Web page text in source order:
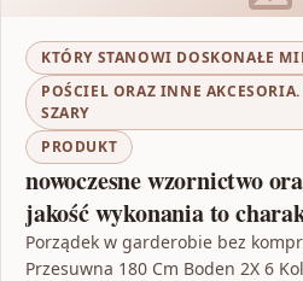
KTÓRY STANOWI DOSKONAŁE
POŚCIEL ORAZ INNE
SZARY
PRODUKT
nowoczesne wzornictwo
jakość wykonania to
tego tapicerowanego łóżka.
Porządek w garderobie bez
Przesuwna 180 Cm Boden 2X 6